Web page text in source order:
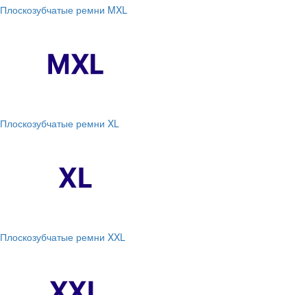
Плоскозубчатые ремни MXL
Плоскозубчатые ремни XL
Плоскозубчатые ремни XXL